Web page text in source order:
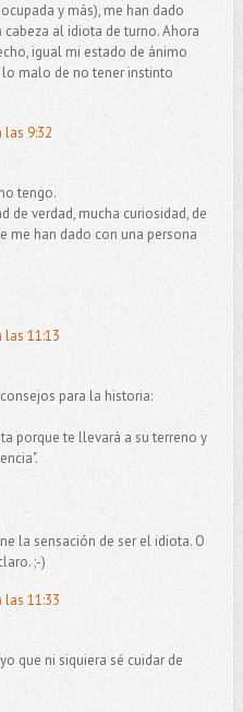
y más), me han dado
al idiota de turno. Ahora
igual mi estado de ánimo
malo de no tener instinto
las 9:32
tengo.
de verdad, mucha curiosidad, de
me han dado con una persona
las 11:13
para la historia:
porque te llevará a su terreno y
la sensación de ser el idiota. O
;-)
las 11:33
que ni siquiera sé cuidar de